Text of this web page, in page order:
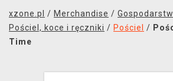
SOUNDTRACKI
xzone.pl / Merchandise /
Pościel, koce i ręczniki / Pościel /
Time